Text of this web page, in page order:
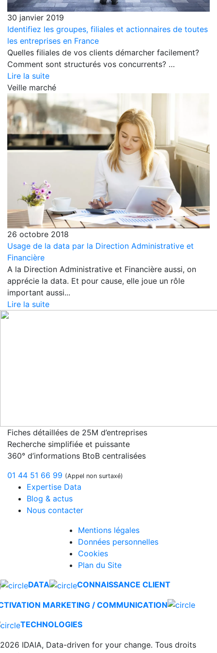
30 janvier 2019
Identifiez les groupes, filiales et actionnaires de toutes
les entreprises en France
Quelles filiales de vos clients démarcher facilement?
Comment sont structurés vos concurrents? …
Lire la suite
Veille marché
26 octobre 2018
Usage de la data par la Direction Administrative et
Financière
A la Direction Administrative et Financière aussi, on
apprécie la data. Et pour cause, elle joue un rôle
important aussi...
Lire la suite
Fiches détaillées de 25M d’entreprises
Recherche simplifiée et puissante
360° d’informations BtoB centralisées
01 44 51 66 99 (Appel non surtaxé)
Expertise Data
Blog & actus
Nous contacter
Mentions légales
Données personnelles
Cookies
Plan du Site
DATA
CONNAISSANCE CLIENT
MARKETING / COMMUNICATION
TECHNOLOGIES
IDAIA, Data-driven for your change. Tous droits